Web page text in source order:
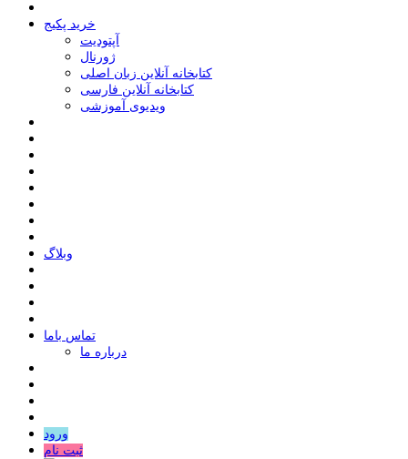
خرید پکیج
ﺁﭘﺘﻮﺩﯾﺖ
ﮊﻭﺭﻧﺎﻝ
کتابخانه آنلاین زبان اصلی
کتابخانه آنلاین فارسی
ویدیوی آموزشی
وبلاگ
ﺗﻤﺎﺱ ﺑﺎﻣﺎ
درباره ما
ورود
ثبت نام